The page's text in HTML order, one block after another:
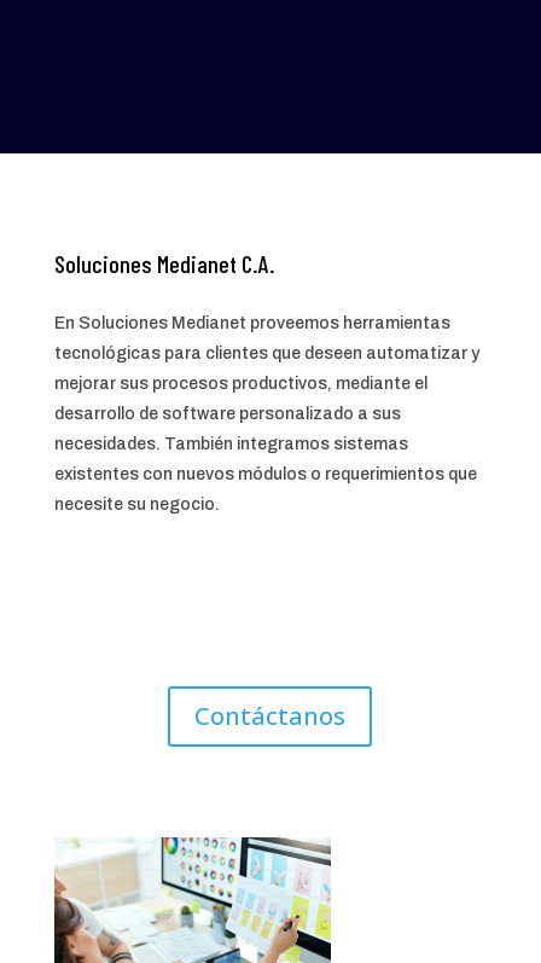
Soluciones Medianet C.A.
En Soluciones Medianet proveemos herramientas
tecnológicas para clientes que deseen automatizar y
mejorar sus procesos productivos, mediante el
desarrollo de software personalizado a sus
necesidades. También integramos sistemas
existentes con nuevos módulos o requerimientos que
necesite su negocio.
Contáctanos